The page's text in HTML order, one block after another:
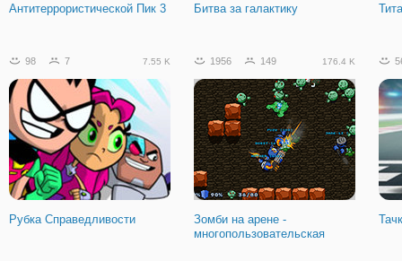
Антитеррористической Пик 3 Битва за галактику
98 7 7.55 K
Рубка Справедливости
1956 149 176.4 K
Зомби на арене -
многопользовательская